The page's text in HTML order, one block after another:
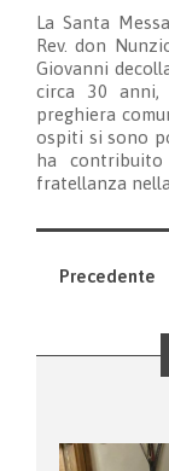
La Santa
Rev. don
Giovanni
circa 30
preghiera
ospiti si sono
ha
fratellanza
Precedente